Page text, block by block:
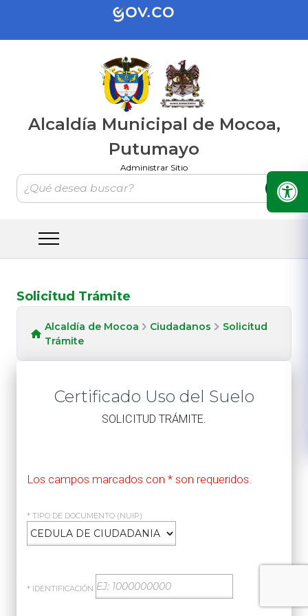
Alcaldía Municipal de Mocoa,
Putumayo
Administrar Sitio
Solicitud Trámite
Alcaldía de Mocoa Ciudadanos
Solicitud
Trámite
Certificado Uso del Suelo
​SOLICITUD TRÁMITE.
Los campos marcados con * son requeridos.
* TIPO DE DOCUMENTO (NUIP)
* IDENTIFICACIÓN